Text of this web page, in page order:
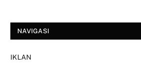
NAVIGASI
IKLAN